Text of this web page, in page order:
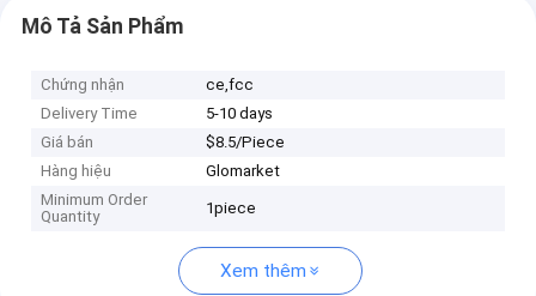
Mô Tả Sản Phẩm
Chứng nhận
ce,fcc
Delivery Time
5-10 days
Giá bán
$8.5/Piece
Hàng hiệu
Glomarket
Minimum Order
Quantity
1piece
Xem thêm